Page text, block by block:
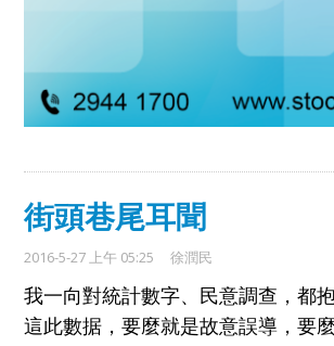
街頭巷尾耳聞
2016-5-27 上午 05:25 徐潤民
我一向對統計數字、 民意調查 ，都
這此數据，要麼就是故意誤導，要